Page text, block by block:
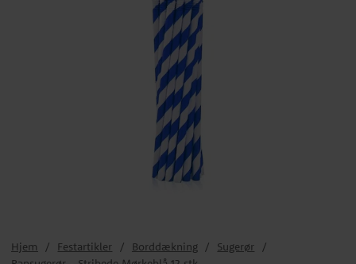
Hjem Festartikler Borddækning
Sugerør